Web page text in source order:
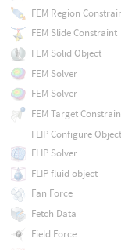
FEM Region
FEM Slide Constraint
FEM Solid Object
FEM Solver
FEM Solver
FEM Target
FLIP Configure Object
FLIP Solver
FLIP fluid object
Fan Force
Fetch Data
Field Force